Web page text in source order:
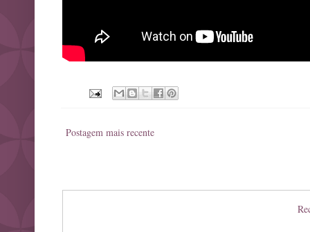
Postagem mais recente